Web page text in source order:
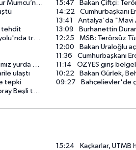
bir araya geldi 15:47
Bakan Çiftçi:
14:22
Cumhurbaşkanı
13:41
Antalya'da "Mavi
tehdit 13:09
Burhanettin
kapanacak 12:25
MSB: Terörsüz
12:00
Bakan Uraloğlu
11:36
Cumhurbaşkanı
döndü 11:14
ÖZYES giriş
ulaştı 10:22
Bakan Gürlek,
tepki 09:27
Bahçelievler'de
tutuklandı
15:24 Kaçkarlar, UTMB